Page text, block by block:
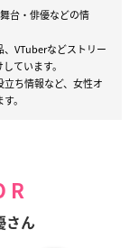
台・俳優などの情
VTuberなどストリー
ています。
ち情報など、女性オ
。
さん